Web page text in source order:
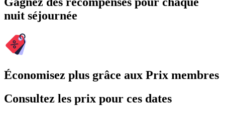
nuit séjournée
Économisez plus grâce aux Prix membres
Consultez les prix pour ces dates